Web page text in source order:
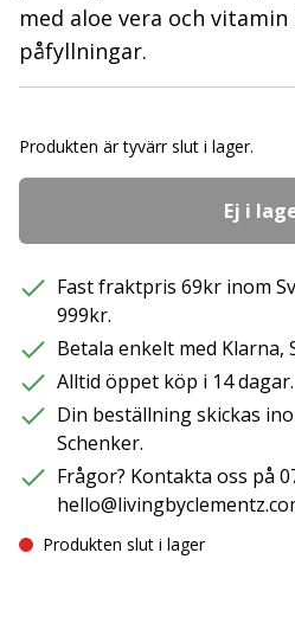
med aloe vera och
påfyllningar.
Produkten är tyvärr slut i lager.
Ej i
Fast fraktpris 69kr inom
999kr.
Betala enkelt med Klarna,
Alltid öppet köp i 14 dagar.
Din beställning skickas
Schenker.
Frågor? Kontakta oss på
Produkten slut i lager